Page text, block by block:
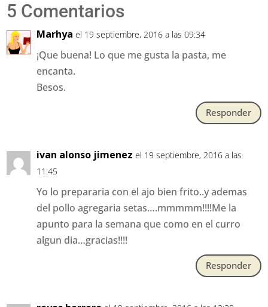
5 Comentarios
Marhya el 19 septiembre, 2016 a las 09:34
¡Que buena! Lo que me gusta la pasta, me
encanta.
Besos.
Responder
ivan alonso jimenez el 19 septiembre, 2016 a las
11:45
Yo lo prepararia con el ajo bien frito..y ademas
del pollo agregaria setas….mmmmm!!!!Me la
apunto para la semana que como en el curro
algun dia…gracias!!!!
Responder